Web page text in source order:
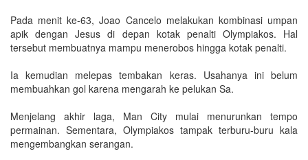
Pada menit ke-63, Joao Cancelo melakukan kombinasi umpan
apik dengan Jesus di depan kotak penalti Olympiakos. Hal
tersebut membuatnya mampu menerobos hingga kotak penalti.
Ia kemudian melepas tembakan keras. Usahanya ini belum
membuahkan gol karena mengarah ke pelukan Sa.
Menjelang akhir laga, Man City mulai menurunkan tempo
permainan. Sementara, Olympiakos tampak terburu-buru kala
mengembangkan serangan.